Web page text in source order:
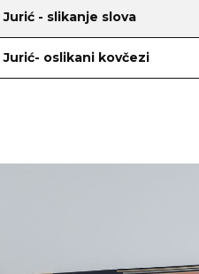
Jurić - slikanje slova
Jurić- oslikani kovčezi